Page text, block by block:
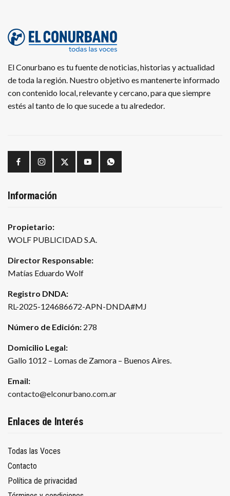
El Conurbano es tu fuente de noticias, historias y actualidad
de toda la región. Nuestro objetivo es mantenerte informado
con contenido local, relevante y cercano, para que siempre
estés al tanto de lo que sucede a tu alrededor.
Información
Propietario:
WOLF PUBLICIDAD S.A.
Director Responsable:
Matías Eduardo Wolf
Registro DNDA:
RL-2025-124686672-APN-DNDA#MJ
Número de Edición: 278
Domicilio Legal:
Gallo 1012 – Lomas de Zamora – Buenos Aires.
Email:
contacto@elconurbano.com.ar
Enlaces de Interés
Todas las Voces
Contacto
Política de privacidad